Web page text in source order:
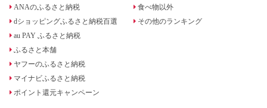
ANAのふるさと納税
dショッピングふるさと納税百選
au PAY ふるさと納税
ふるさと本舗
ヤフーのふるさと納税
マイナビふるさと納税
ポイント還元キャンペーン
食べ物以外
その他のランキング